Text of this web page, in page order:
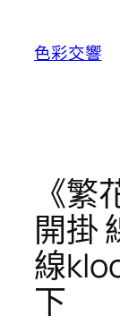
色彩交響
《
開掛
線
下